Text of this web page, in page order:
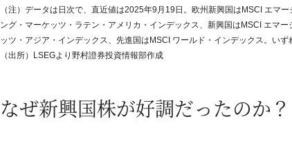
（注）データは日次で、直近値は2025年9月19日。欧州新興国はMSCI エマ
ング・マーケッツ・ラテン・アメリカ・インデックス、新興国はMSCI エマ
ッツ・アジア・インデックス、先進国はMSCI ワールド・インデックス。いず
（出所）LSEGより野村證券投資情報部作成
なぜ新興国株が好調だったのか？